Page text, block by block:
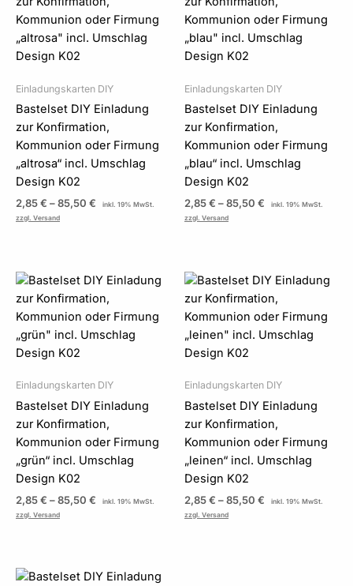
Einladungskarten DIY
Bastelset DIY Einladung
zur Konfirmation,
Kommunion oder Firmung
„altrosa“ incl. Umschlag
Design K02
2,85€ –85,50 €
bis
85,50 €
inkl. 19% MwSt.
zzgl. Versand
Einladungskarten DIY
Bastelset DIY Einladung
zur Konfirmation,
Kommunion oder Firmung
„blau“ incl. Umschlag
Design K02
2,85€ –85,50 €
bis
85,50 €
inkl. 19% MwSt.
zzgl. Versand
Einladungskarten DIY
Bastelset DIY Einladung
zur Konfirmation,
Kommunion oder Firmung
„grün“ incl. Umschlag
Design K02
2,85€ –85,50 €
Preisspanne:
bis
85,50 €
inkl. 19% MwSt.
zzgl. Versand
Einladungskarten DIY
Bastelset DIY Einladung
zur Konfirmation,
Kommunion oder Firmung
„leinen“ incl. Umschlag
Design K02
2,85€ –85,50 €
Preisspanne:
bis
85,50 €
inkl. 19% MwSt.
zzgl. Versand
Preisspanne: